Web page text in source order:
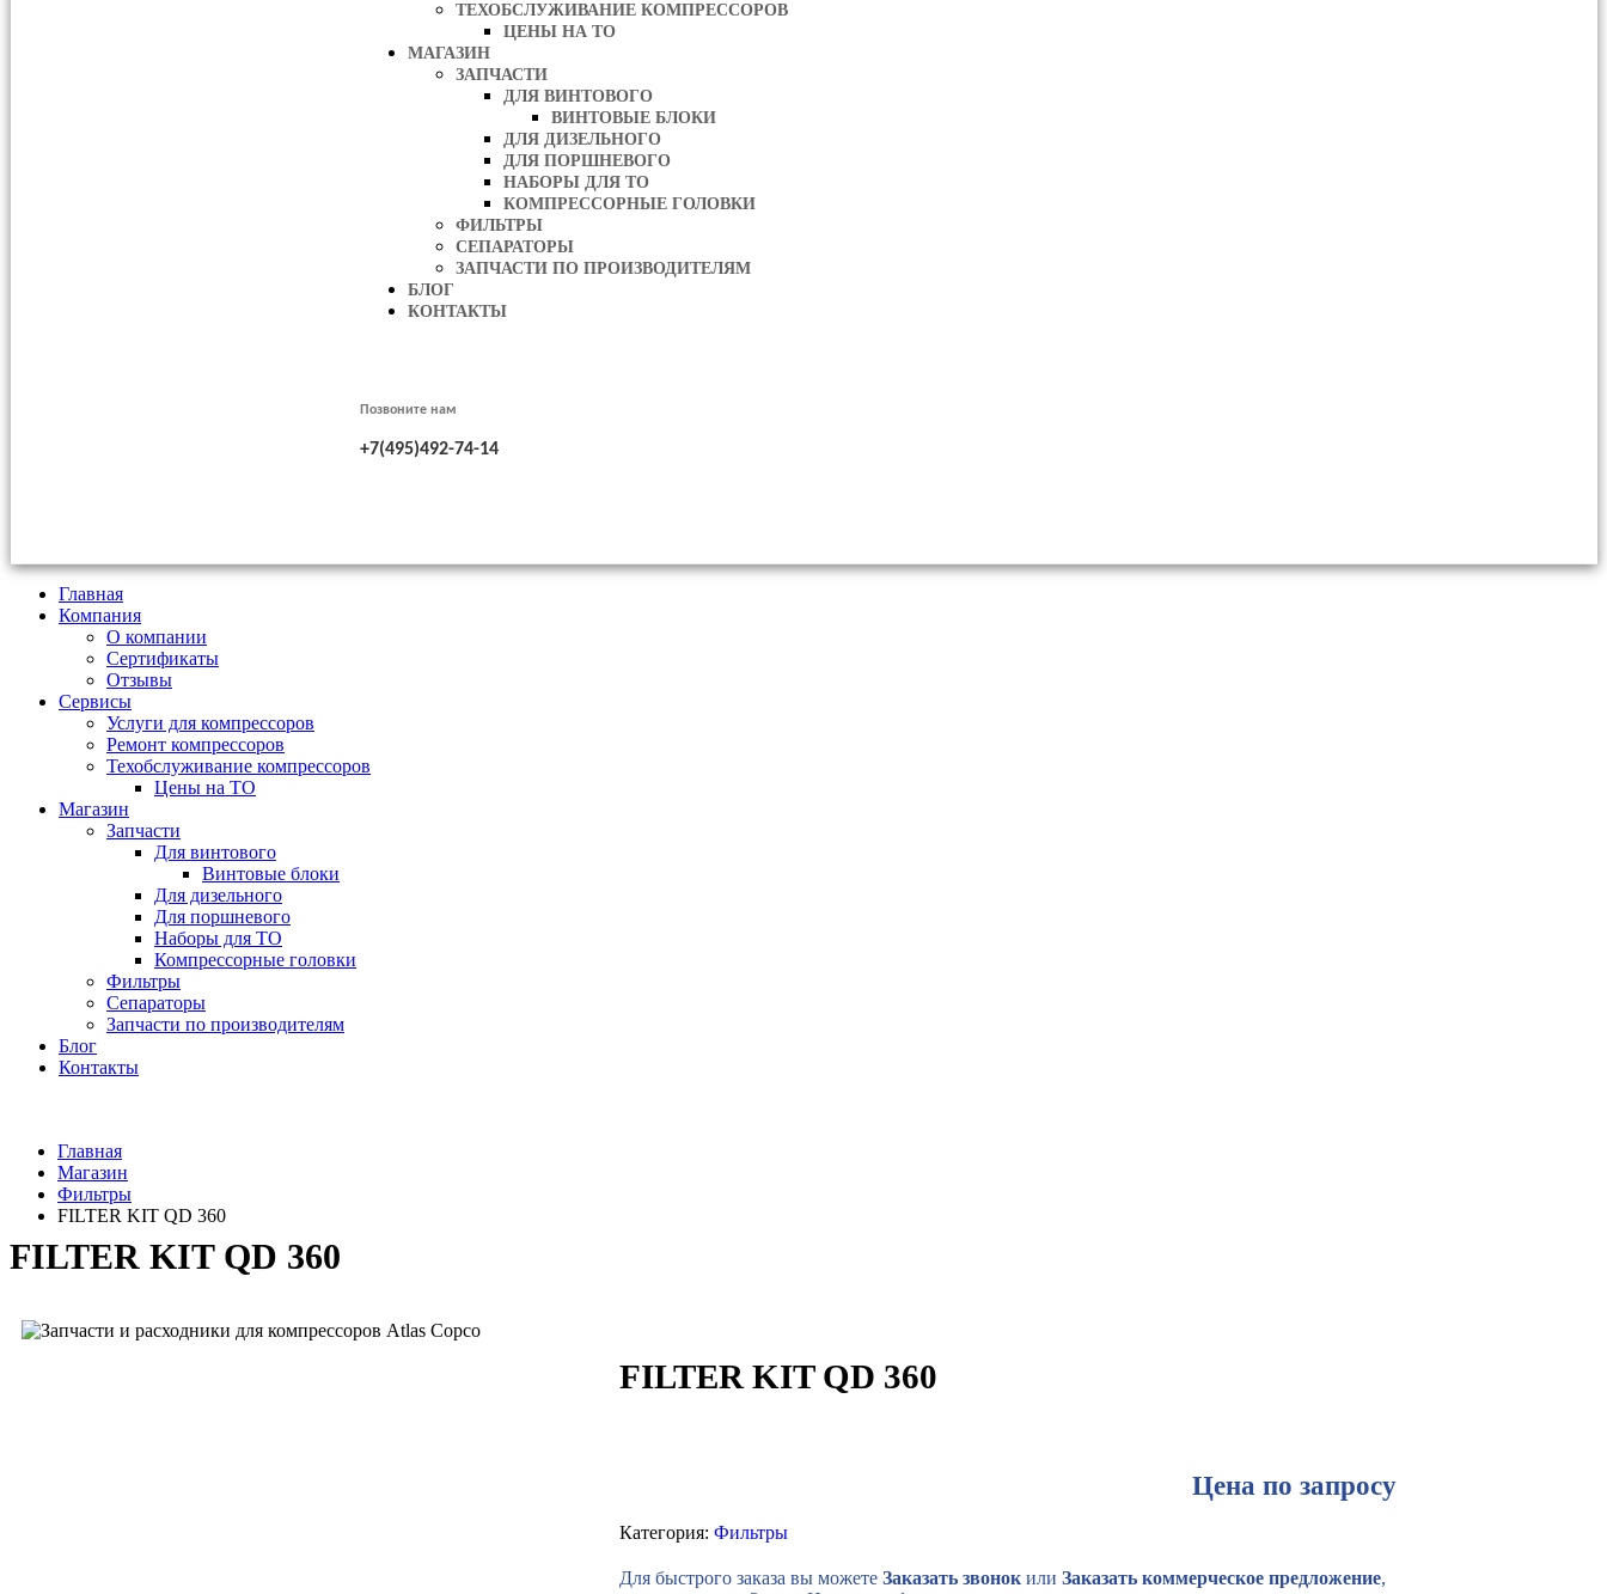
ТЕХОБСЛУЖИВАНИЕ КОМПРЕССОРОВ
ЦЕНЫ НА ТО
МАГАЗИН
ЗАПЧАСТИ
ДЛЯ ВИНТОВОГО
ВИНТОВЫЕ БЛОКИ
ДЛЯ ДИЗЕЛЬНОГО
ДЛЯ ПОРШНЕВОГО
НАБОРЫ ДЛЯ ТО
КОМПРЕССОРНЫЕ ГОЛОВКИ
ФИЛЬТРЫ
СЕПАРАТОРЫ
ЗАПЧАСТИ ПО ПРОИЗВОДИТЕЛЯМ
БЛОГ
КОНТАКТЫ
Позвоните нам
+7(495)492-74-14
Главная
Компания
О компании
Сертификаты
Отзывы
Сервисы
Услуги для компрессоров
Ремонт компрессоров
Техобслуживание компрессоров
Цены на ТО
Магазин
Запчасти
Для винтового
Винтовые блоки
Для дизельного
Для поршневого
Наборы для ТО
Компрессорные головки
Фильтры
Сепараторы
Запчасти по производителям
Блог
Контакты
Главная
Магазин
Фильтры
FILTER KIT QD 360
FILTER KIT QD 360
FILTER KIT QD 360
Цена по запросу
Категория: Фильтры
Для быстрого заказа вы можете Заказать звонокили Заказать коммерческое предложение,